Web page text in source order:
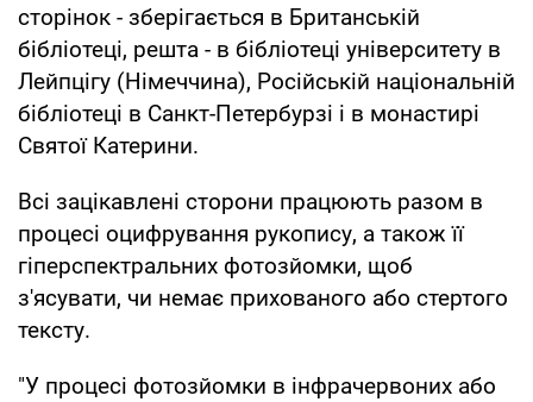
сторінок - зберігається в Британській
бібліотеці, решта - в бібліотеці університету в
Лейпцігу (Німеччина), Російській національній
бібліотеці в Санкт-Петербурзі і в монастирі
Святої Катерини.
Всі зацікавлені сторони працюють разом в
процесі оцифрування рукопису, а також її
гіперспектральних фотозйомки, щоб
з'ясувати, чи немає прихованого або стертого
тексту.
"У процесі фотозйомки в інфрачервоних або